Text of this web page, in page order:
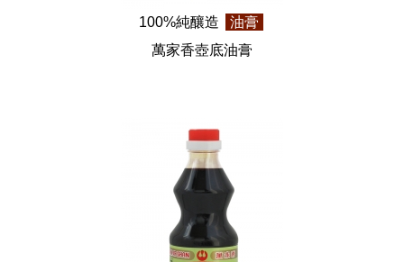
100%純釀造
油膏
萬家香壺底油膏